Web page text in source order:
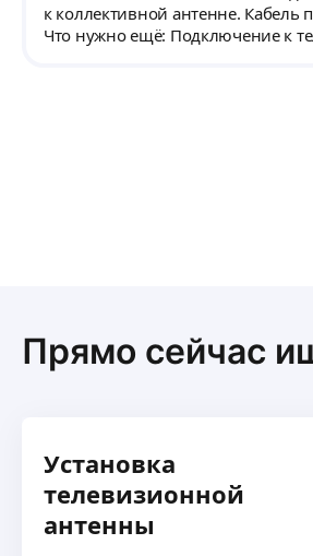
к коллективной антенне. Кабель
Что нужно ещё: Подключение к
Прямо сейчас
Установка
телевизионной
антенны